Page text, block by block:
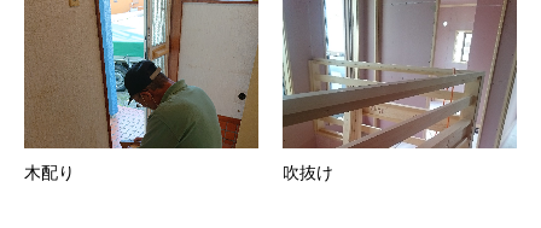
木配り 吹抜け